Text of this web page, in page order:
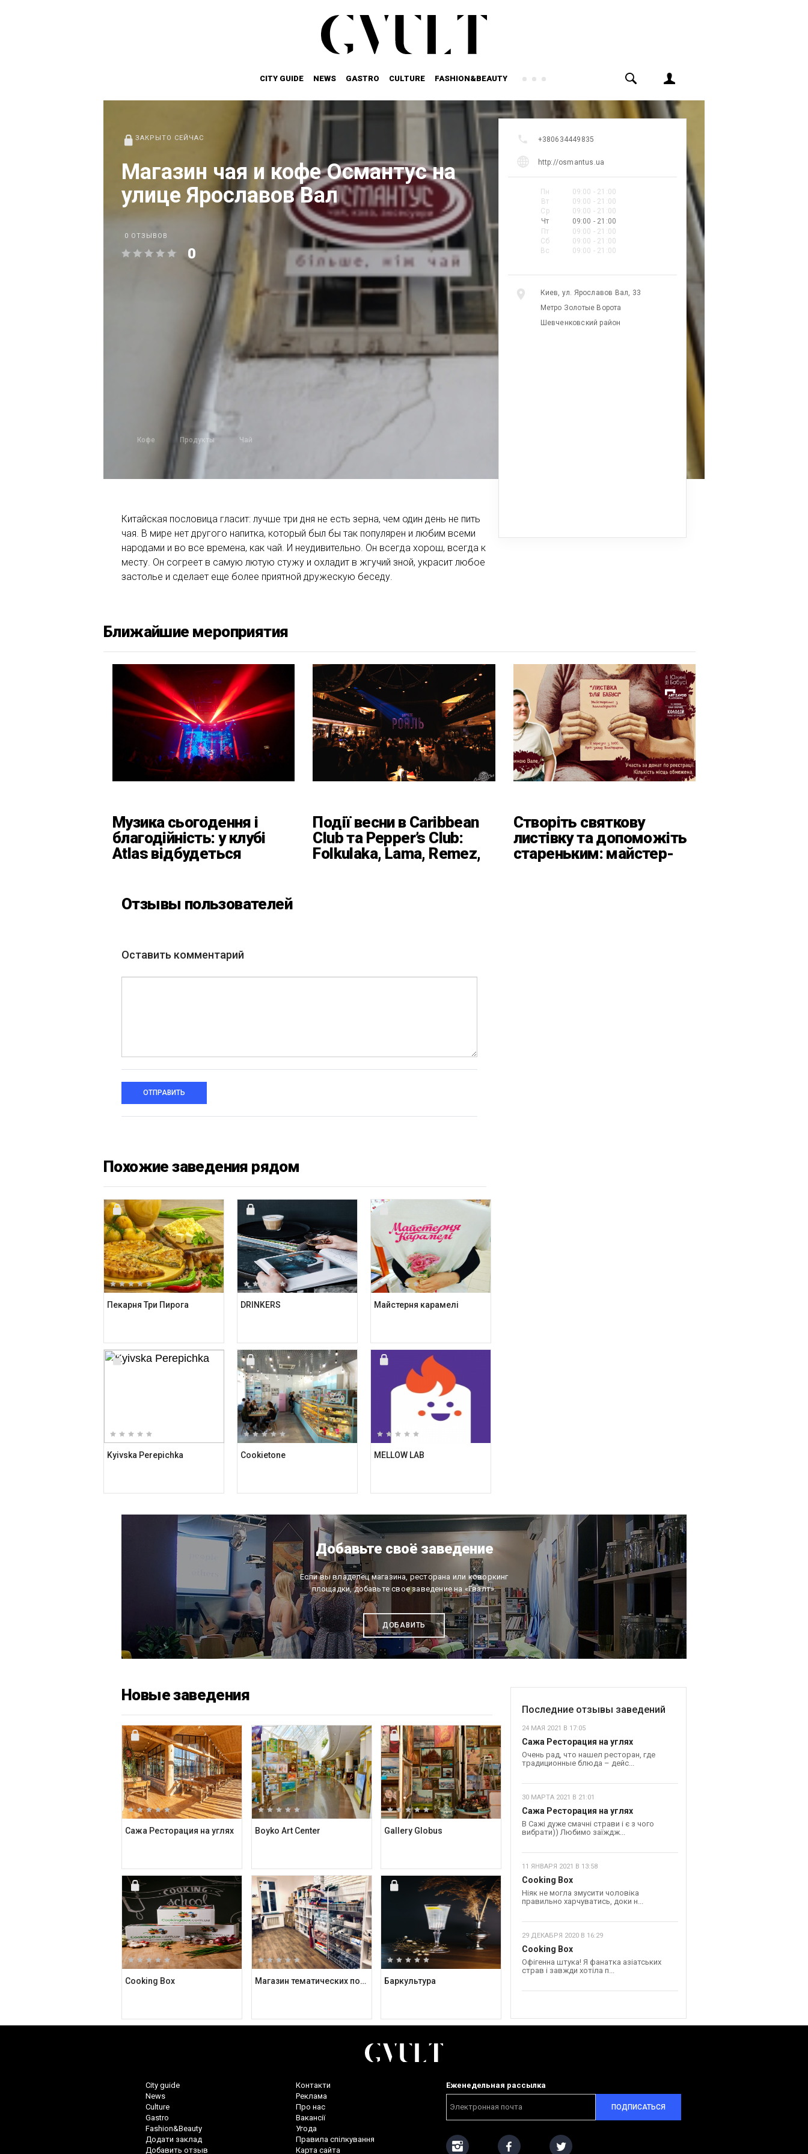
CITY GUIDE NEWS GASTRO CULTURE FASHION&BEAUTY
ЗАКРЫТО СЕЙЧАС
Магазин чая и кофе Османтус на
улице Ярославов Вал
0 ОТЗЫВОВ
0
Кофе Продукты Чай
Китайская пословица гласит: лучше три дня не есть зерна, чем один день не пить
чая. В мире нет другого напитка, который был бы так популярен и любим всеми
народами и во все времена, как чай. И неудивительно. Он всегда хорош, всегда к
месту. Он согреет в самую лютую стужу и охладит в жгучий зной, украсит любое
застолье и сделает еще более приятной дружескую беседу.
+380634449835
http://osmantus.ua
Пн
09:00 - 21:00
Вт
09:00 - 21:00
Ср
09:00 - 21:00
Чт
09:00 - 21:00
Пт
09:00 - 21:00
Сб
09:00 - 21:00
Вс
09:00 - 21:00
Киев, ул. Ярославов Вал, 33
Метро Золотые Ворота
Шевченковский район
Ближайшие мероприятия
Музика сьогодення і
благодійність: у клубі
Atlas відбудеться
Події весни в Caribbean
Club та Pepper’s Club:
Folkulaka, Lama, Remez,
Створіть святкову
листівку та допоможіть
стареньким: майстер-
Отзывы пользователей
Оставить комментарий
ОТПРАВИТЬ
Похожие заведения рядом
Пекарня Три Пирога DRINKERS Майстерня карамелі
Kyivska Perepichka Cookietone MELLOW LAB
Добавьте своё заведение
Если вы владелец магазина, ресторана или коворкинг
площадки, добавьте свое заведение на «Гвалт».
ДОБАВИТЬ
Новые заведения
Сажа Ресторация на углях Boyko Art Center Gallery Globus
Cooking Box Магазин тематических подарков Kashalot Баркультура
Последние отзывы заведений
24 МАЯ 2021 В 17:05
Сажа Ресторация на углях
Очень рад, что нашел ресторан, где
традиционные блюда – дейс...
30 МАРТА 2021 В 21:01
Сажа Ресторация на углях
В Сажі дуже смачні страви і є з чого
вибрати)) Любимо заїждж...
11 ЯНВАРЯ 2021 В 13:58
Cooking Box
Ніяк не могла змусити чоловіка
правильно харчуватись, доки н...
29 ДЕКАБРЯ 2020 В 16:29
Cooking Box
Офігенна штука! Я фанатка азіатських
страв і завжди хотіла п...
City guide
News
Culture
Gastro
Fashion&Beauty
Додати заклад
Добавить отзыв
Контакти
Реклама
Про нас
Вакансії
Угода
Правила спілкування
Карта сайта
Еженедельная рассылка
ПОДПИСАТЬСЯ